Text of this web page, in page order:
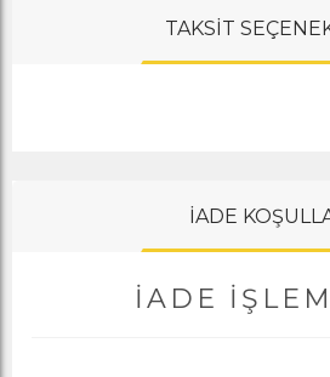
TAKSİT
İADE
İADE